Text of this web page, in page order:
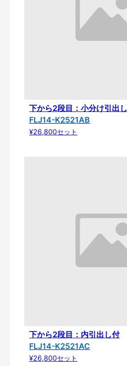
下から2段目：小分け引出し
FLJ14-K2521AB
¥26,800セット
下から2段目：内引出し付
FLJ14-K2521AC
¥26,800セット